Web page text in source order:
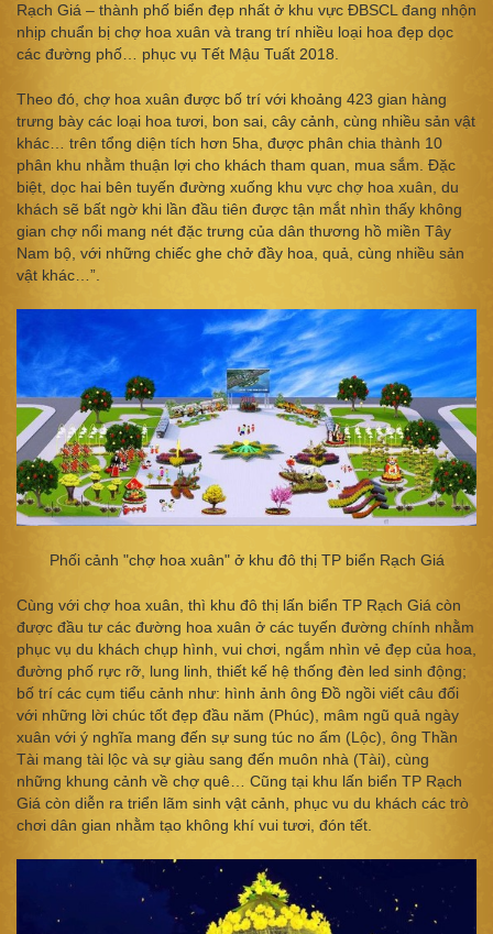
Rạch Giá – thành phố biển đẹp nhất ở khu vực ĐBSCL đang nhộn
nhịp chuẩn bị chợ hoa xuân và trang trí nhiều loại hoa đẹp dọc
các đường phố… phục vụ Tết Mậu Tuất 2018.
Theo đó, chợ hoa xuân được bố trí với khoảng 423 gian hàng
trưng bày các loại hoa tươi, bon sai, cây cảnh, cùng nhiều sản vật
khác… trên tổng diện tích hơn 5ha, được phân chia thành 10
phân khu nhằm thuận lợi cho khách tham quan, mua sắm. Đặc
biệt, dọc hai bên tuyến đường xuống khu vực chợ hoa xuân, du
khách sẽ bất ngờ khi lần đầu tiên được tận mắt nhìn thấy không
gian chợ nổi mang nét đặc trưng của dân thương hồ miền Tây
Nam bộ, với những chiếc ghe chở đầy hoa, quả, cùng nhiều sản
vật khác…”.
Phối cảnh "chợ hoa xuân" ở khu đô thị TP biển Rạch Giá
Cùng với chợ hoa xuân, thì khu đô thị lấn biển TP Rạch Giá còn
được đầu tư các đường hoa xuân ở các tuyến đường chính nhằm
phục vụ du khách chụp hình, vui chơi, ngắm nhìn vẻ đẹp của hoa,
đường phố rực rỡ, lung linh, thiết kế hệ thống đèn led sinh động;
bố trí các cụm tiểu cảnh như: hình ảnh ông Đồ ngồi viết câu đối
với những lời chúc tốt đẹp đầu năm (Phúc), mâm ngũ quả ngày
xuân với ý nghĩa mang đến sự sung túc no ấm (Lộc), ông Thần
Tài mang tài lộc và sự giàu sang đến muôn nhà (Tài), cùng
những khung cảnh về chợ quê… Cũng tại khu lấn biển TP Rạch
Giá còn diễn ra triển lãm sinh vật cảnh, phục vu du khách các trò
chơi dân gian nhằm tạo không khí vui tươi, đón tết.